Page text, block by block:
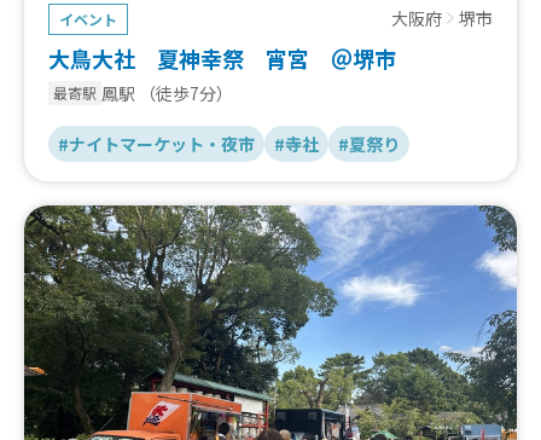
イベント 大阪府 堺市
大鳥大社 夏神幸祭 宵宮 ＠堺市
最寄駅 鳳駅 （徒歩7分）
#ナイトマーケット・夜市 #寺社 #夏祭り